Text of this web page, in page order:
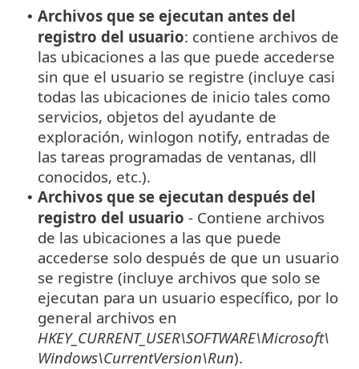
• Archivos que se ejecutan antes del
registro del usuario: contiene archivos de
las ubicaciones a las que puede accederse
sin que el usuario se registre (incluye casi
todas las ubicaciones de inicio tales como
servicios, objetos del ayudante de
exploración, winlogon notify, entradas de
las tareas programadas de ventanas, dll
conocidos, etc.).
• Archivos que se ejecutan después del
registro del usuario - Contiene archivos
de las ubicaciones a las que puede
accederse solo después de que un usuario
se registre (incluye archivos que solo se
ejecutan para un usuario específico, por lo
general archivos en
HKEY_CURRENT_USER\SOFTWARE\Microsoft\
Windows\CurrentVersion\Run).